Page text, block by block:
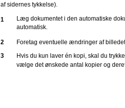
af sidernes tykkelse).
1
Læg dokumentet i den automatiske
automatisk.
2
Foretag eventuelle ændringer af
3
Hvis du kun laver én kopi, skal du
vælge det ønskede antal kopier og